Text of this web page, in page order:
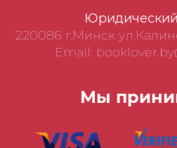
220086 г.Минск
Email:
Мы